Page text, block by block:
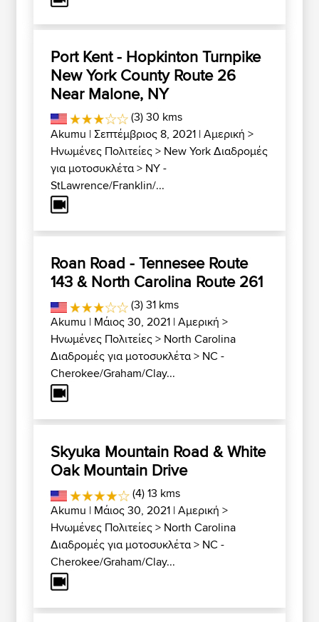
Port Kent - Hopkinton Turnpike
New York County Route 26
Near Malone, NY
(3) 30 kms
Akumu | Σεπτέμβριος 8, 2021 |Αμερική >
Ηνωμένες Πολιτείες> New York Διαδρομές
για μοτοσυκλέτα> NY -
StLawrence/Franklin/...
Roan Road - Tennesee Route
143 & North Carolina Route 261
(3) 31 kms
Akumu | Μάιος 30, 2021 |Αμερική >
Ηνωμένες Πολιτείες> North Carolina
Διαδρομές για μοτοσυκλέτα> NC -
Cherokee/Graham/Clay...
Skyuka Mountain Road & White
Oak Mountain Drive
(4) 13 kms
Akumu | Μάιος 30, 2021 |Αμερική >
Ηνωμένες Πολιτείες> North Carolina
Διαδρομές για μοτοσυκλέτα> NC -
Cherokee/Graham/Clay...